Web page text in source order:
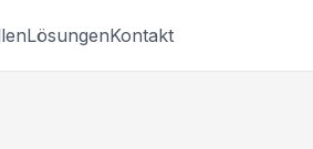
LösungenKontakt